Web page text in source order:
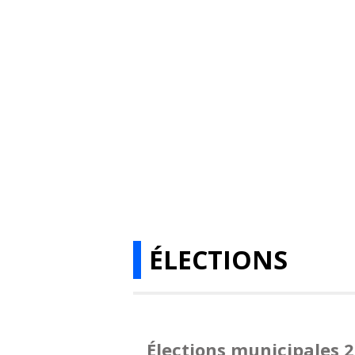
ÉLECTIONS
Élections municipales